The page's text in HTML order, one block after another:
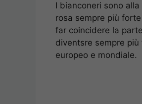
I bianconeri sono
rosa sempre più
far coincidere la
diventsre sempre più
europeo e mondiale.